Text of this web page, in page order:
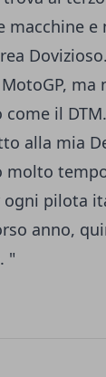
macchine
ma
il
alla mia
molto
ogni pilota
anno,
"